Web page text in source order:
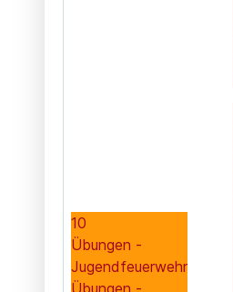
10
Übungen -
Jugendfeuerwehr
Übungen -